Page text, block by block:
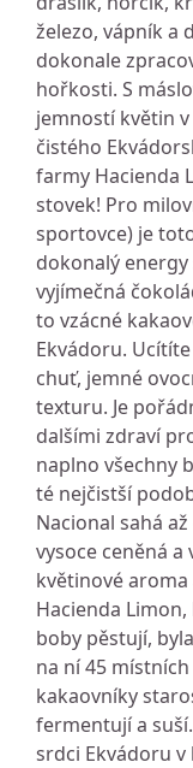
železo, vápník a
dokonale
hořkosti. S
jemností květin
čistého
farmy Hacienda
stovek! Pro
sportovce) je
dokonalý energy
vyjímečná
to vzácné
Ekvádoru.
chuť, jemné
texturu. Je
dalšími zdraví
naplno všechny
té nejčistší
Nacional sahá
vysoce ceněná
květinové
Hacienda
boby pěstují,
na ní 45
kakaovníky
fermentují a
srdci Ekvádoru v